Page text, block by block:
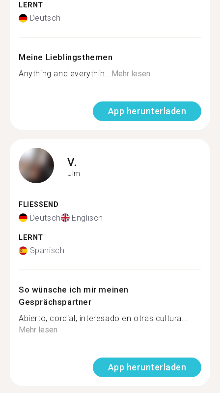
LERNT
Deutsch
Meine Lieblingsthemen
Anything and everythin...Mehr lesen
App herunterladen
V.
Ulm
FLIESSEND
Deutsch Englisch
LERNT
Spanisch
So wünsche ich mir meinen
Gesprächspartner
Abierto, cordial, interesado en otras cultura...
Mehr lesen
App herunterladen